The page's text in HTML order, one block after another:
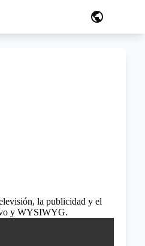
public
la publicidad y el
y WYSIWYG.